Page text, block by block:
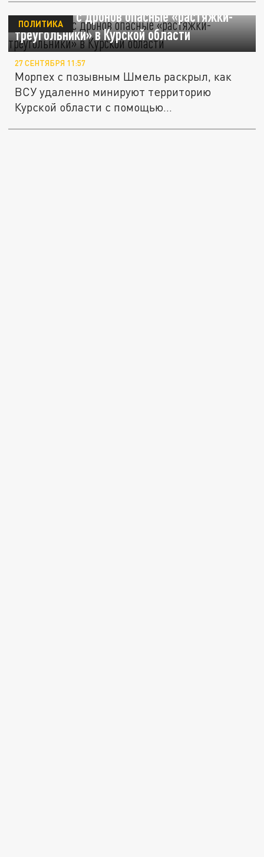
ВСУ ставят с дронов опасные «растяжки-
треугольники» в Курской области
ПОЛИТИКА
27 СЕНТЯБРЯ 11:57
Морпех с позывным Шмель раскрыл, как
ВСУ удаленно минируют территорию
Курской области с помощью...